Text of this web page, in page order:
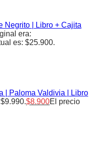
Negrito | Libro + Cajita
era:
es: $25.900.
| Paloma Valdivia | Libro
$8.900El precio